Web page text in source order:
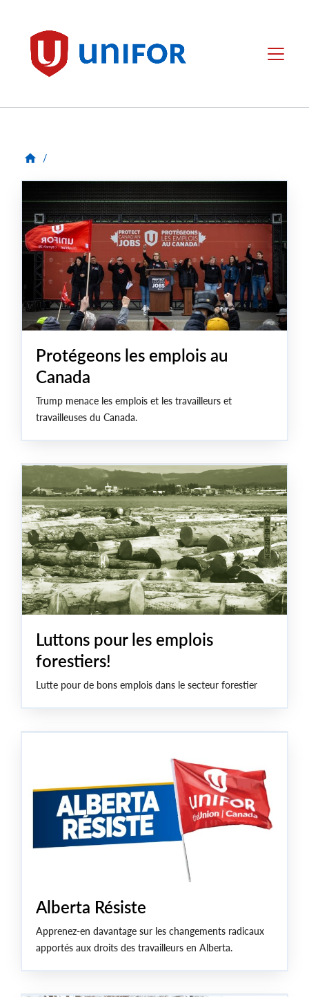
Unifor Menu
/
Protégeons les emplois au
Canada
Trump menace les emplois et les travailleurs et
travailleuses du Canada.
Luttons pour les emplois
forestiers!
Lutte pour de bons emplois dans le secteur forestier
Alberta Résiste
Apprenez-en davantage sur les changements radicaux
apportés aux droits des travailleurs en Alberta.